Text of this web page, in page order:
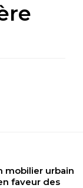
mobilier urbain
faveur des